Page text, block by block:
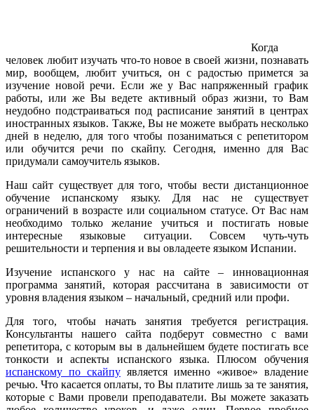
Когда
человек любит изучать что-то новое в своей жизни, познавать
мир, вообщем, любит учиться, он с радостью примется за
изучение новой речи. Если же у Вас напряженный график
работы, или же Вы ведете активный образ жизни, то Вам
неудобно подстраиваться под расписание занятий в центрах
иностранных языков. Также, Вы не можете выбрать несколько
дней в неделю, для того чтобы позаниматься с репетитором
или обучится речи по скайпу. Сегодня, именно для Вас
придумали самоучитель языков.
Наш сайт существует для того, чтобы вести дистанционное
обучение испанскому языку. Для нас не существует
ограничений в возрасте или социальном статусе. От Вас нам
необходимо только желание учиться и постигать новые
интересные языковые ситуации. Совсем чуть-чуть
решительности и терпения и вы овладеете языком Испании.
Изучение испанского у нас на сайте – инновационная
программа занятий, которая рассчитана в зависимости от
уровня владения языком – начальный, средний или профи.
Для того, чтобы начать занятия требуется регистрация.
Консультанты нашего сайта подберут совместно с вами
репетитора, с которым вы в дальнейшем будете постигать все
тонкости и аспекты испанского языка. Плюсом обучения
испанскому по скайпу является именно «живое» владение
речью. Что касается оплаты, то Вы платите лишь за те занятия,
которые с Вами провели преподаватели. Вы можете заказать